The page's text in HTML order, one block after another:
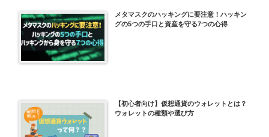
メタマスクのハッキングに要注意！ハッキン
グの5つの手口と資産を守る7つの心得
【初心者向け】仮想通貨のウォレットとは？
ウォレットの種類や選び方